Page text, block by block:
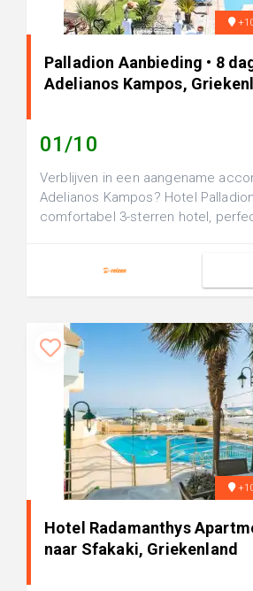
Palladion Aanbieding • 8
Adelianos Kampos,
01/10
Verblijven in een aangename
Adelianos Kampos? Hotel
comfortabel 3-sterren hotel,
Hotel Radamanthys
naar Sfakaki, Griekenland